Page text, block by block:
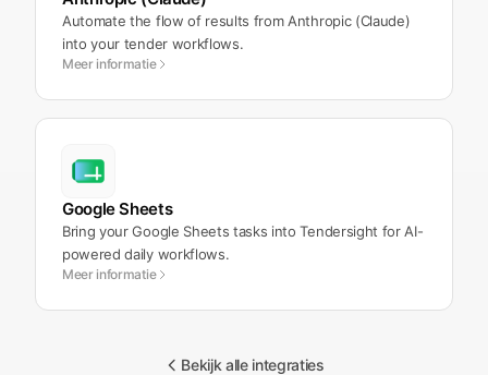
Automate the flow of results from Anthropic (Claude)
into your tender workflows.
Meer informatie
Google Sheets
Bring your Google Sheets tasks into Tendersight for AI-
powered daily workflows.
Meer informatie
Bekijk alle integraties